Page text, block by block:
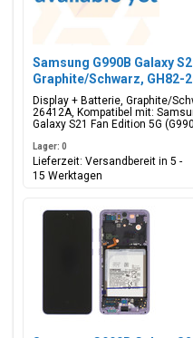
Samsung G990B Galaxy
Graphite/Schwarz, GH82-
Display + Batterie, Graphite/
26412A, Kompatibel mit:
Galaxy S21 Fan Edition 5G
Lager: 0
Lieferzeit: Versandbereit in 5 -
15 Werktagen